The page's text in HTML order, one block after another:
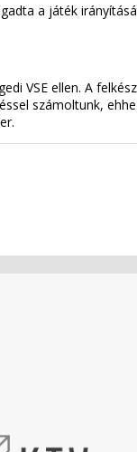
a játék
VSE ellen. A
számoltunk,